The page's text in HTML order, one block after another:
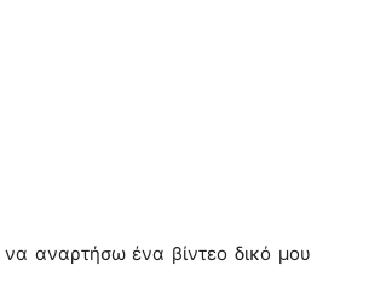
αναρτήσω ένα βίντεο δικό μου